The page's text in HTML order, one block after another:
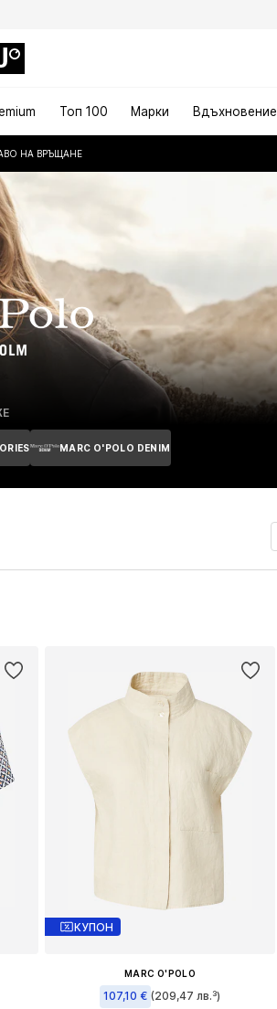
Топ 100 Марки Вдъхновение
НА ВРЪЩАНЕ
MARC O'POLO DENIM
КУПОН
MARC O'POLO
107,10 € (209,47 лв.³)